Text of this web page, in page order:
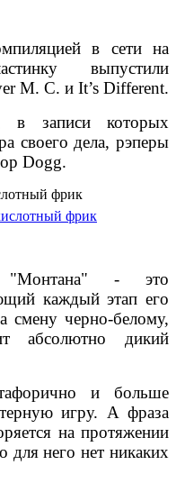
в сети на
выпустили
M. C. и It’s Different.
в записи которых
своего дела, рэперы
Dogg.
фрик
- это
каждый этап его
смену черно-белому,
абсолютно дикий
и больше
игру. А фраза
на протяжении
для него нет никаких